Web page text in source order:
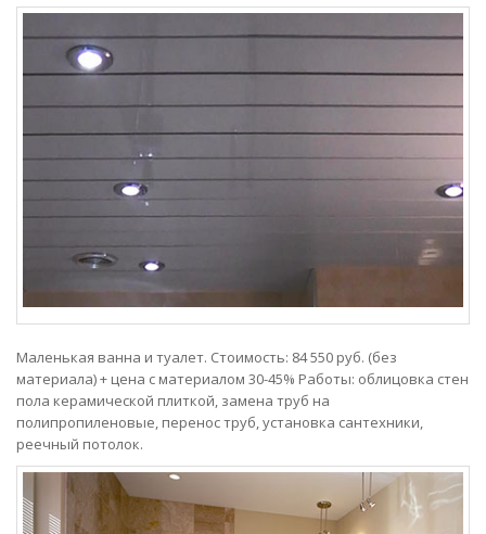
Маленькая ванна и туалет. Стоимость: 84 550 руб. (без
материала) + цена с материалом 30-45% Работы: облицовка стен
пола керамической плиткой, замена труб на
полипропиленовые, перенос труб, установка сантехники,
реечный потолок.